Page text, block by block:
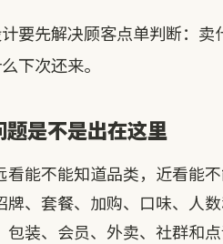
要先解决顾客点单判断：
下次还来。
是不是出在这里
能不能知道品类，近看能不
牌、套餐、加购、口味、人
包装、会员、外卖、社群和